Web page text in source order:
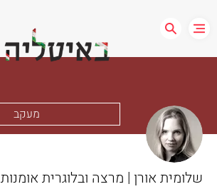
מעקב
שלומית אורן | מרצה ובלוגרית אומנות